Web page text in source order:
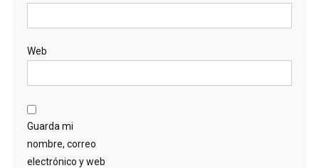
Web
Guarda mi
nombre, correo
electrónico y web